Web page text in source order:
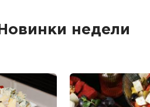
Новинки недели